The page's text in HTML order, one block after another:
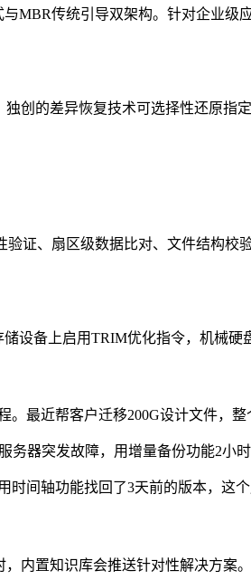
MBR传统引导双架构。针对企业
创的差异恢复技术可选择性还原
证、扇区级数据比对、文件结构
设备上启用TRIM优化指令，机械硬
最近帮客户迁移200G设计文件，
务器突发故障，用增量备份功能2小
间轴功能找回了3天前的版本，这
内置知识库会推送针对性解决方案